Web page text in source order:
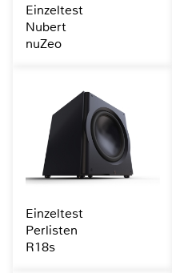
Einzeltest
Nubert
nuZeo
Einzeltest
Perlisten
R18s